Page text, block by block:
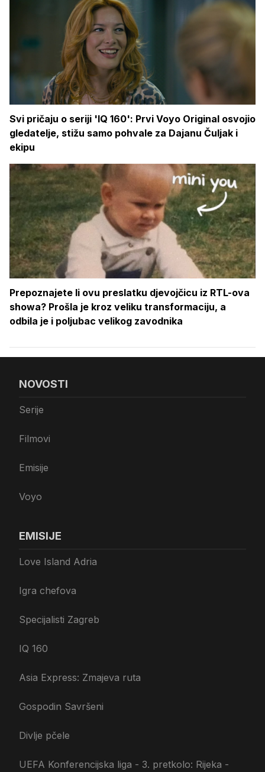
Svi pričaju o seriji 'IQ 160': Prvi Voyo Original osvojio
gledatelje, stižu samo pohvale za Dajanu Čuljak i
ekipu
Prepoznajete li ovu preslatku djevojčicu iz RTL-ova
showa? Prošla je kroz veliku transformaciju, a
odbila je i poljubac velikog zavodnika
NOVOSTI
Serije
Filmovi
Emisije
Voyo
EMISIJE
Love Island Adria
Igra chefova
Specijalisti Zagreb
IQ 160
Asia Express: Zmajeva ruta
Gospodin Savršeni
Divlje pčele
UEFA Konferencijska liga - 3. pretkolo: Rijeka -